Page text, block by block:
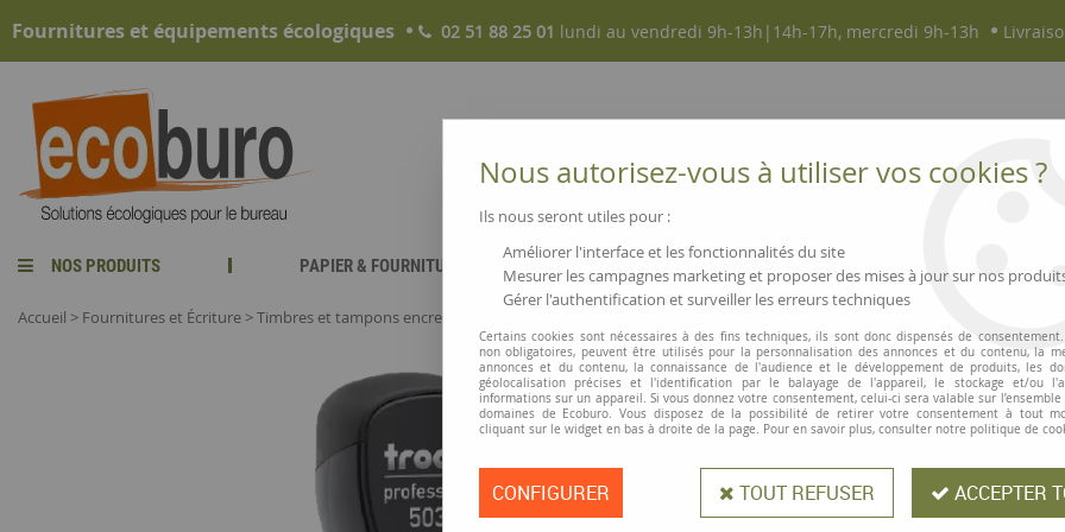
Fournitures et équipements écologiques 02 51 88 25 01 lundi au vendredi 9h-13h|14h-17h, mercredi 9h-13h
NOS PRODUITS PAPIER & FOURNITURES NOUVEAUTÉS MAGASINS ▫ COMMERCES
Accueil > Fournitures et Écriture >Timbres et tampons encreurs
Trodat
Timbre
5030
Timbre automatique professionnel
Nous autorisez-vous à utiliser vos cookies ?
Ils nous seront utiles pour :
Améliorer l'interface et les fonctionnalités du site
Mesurer les campagnes marketing et proposer des mises à jour sur nos
Gérer l'authentification et surveiller les erreurs techniques
Certains cookies sont nécessaires à des fins techniques, ils sont donc dispensés de
non obligatoires, peuvent être utilisés pour la personnalisation des annonces et du contenu, la
annonces et du contenu, la connaissance de l'audience et le développement de produits, les
géolocalisation précises et l'identification par le balayage de l'appareil, le stockage et/ou
informations sur un appareil. Si vous donnez votre consentement, celui-ci sera valable sur l’ensemble
domaines de Ecoburo. Vous disposez de la possibilité de retirer votre consentement à tout
cliquant sur le widget en bas à droite de la page. Pour en savoir plus, consulter notre politique de
CONFIGURER TOUT REFUSER ACCEPTER